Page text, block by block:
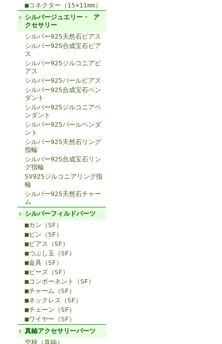
■コネクター（15×11mm）
シルバージュエリー・ ア
クセサリー
シルバー925天然石ピアス
シルバー925合成宝石ピア
ス
シルバー925ジルコニアピ
アス
シルバー925パールピアス
シルバー925合成宝石ペン
ダント
シルバー925ジルコニアペ
ンダント
シルバー925パールペンダ
ント
シルバー925天然石リング
指輪
シルバー925合成宝石リン
グ指輪
SV925ジルコニアリング指
輪
シルバー925天然石チャー
ム
シルバーフィルドパーツ
■カン（SF）
■ピン（SF）
■ピアス（SF）
■つぶし玉（SF）
■金具（SF）
■ビーズ（SF）
■コンポーネント（SF）
■チャーム（SF）
■ネックレス（SF）
■チェーン（SF）
■ワイヤー（SF）
真鍮アクセサリーパーツ
空枠（真鍮）